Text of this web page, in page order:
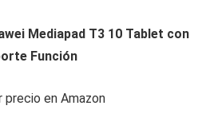
Mediapad T3 10 Tablet con
Función
precio en Amazon